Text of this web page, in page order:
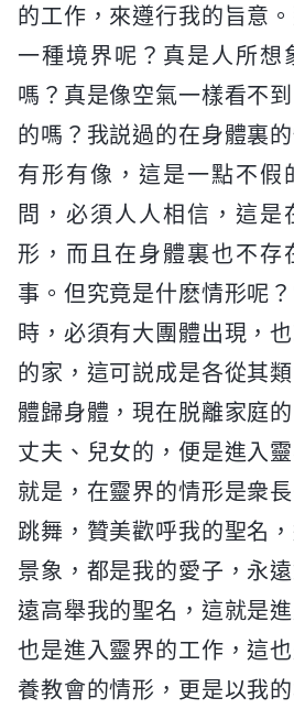
的工作，來遵行我的旨意
一種境界呢？真是人所想
嗎？真是像空氣一樣看不
的嗎？我説過的在身體裏
有形有像，這是一點不假
問，必須人人相信，這是
形，而且在身體裏也不存
事。但究竟是什麽情形呢
時，必須有大團體出現，
的家，這可説成是各從其
體歸身體，現在脱離家庭
丈夫、兒女的，便是進入
就是，在靈界的情形是衆
跳舞，贊美歡呼我的聖名
景象，都是我的愛子，永
遠高舉我的聖名，這就是
也是進入靈界的工作，這
養教會的情形，更是以我